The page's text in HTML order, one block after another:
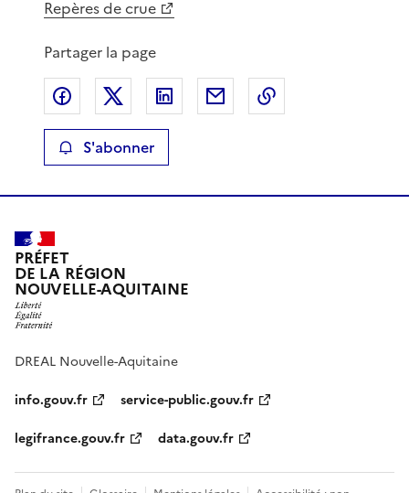
Repères de crue
Partager la page
Partager sur Facebook
Partager sur XPartager sur LinkedIn
Partager par email
S'abonner
PRÉFET
DE LA RÉGION
NOUVELLE-AQUITAINE
DREAL Nouvelle-Aquitaine
info.gouv.fr
service-public.gouv.fr
legifrance.gouv.fr
data.gouv.fr